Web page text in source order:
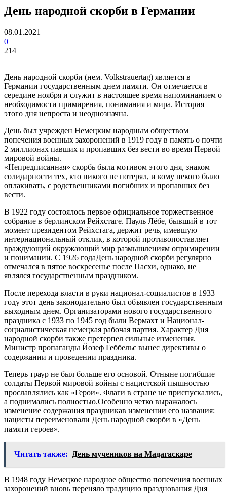
День народной скорби в Германии
08.01.2021
0
214
День народной скорби (нем. Volkstrauertag) является в
Германии государственным днем памяти. Он отмечается в
середине ноября и служит в настоящее время напоминанием о
необходимости примирения, понимания и мира. История
этого дня непроста и неоднозначна.
День был учрежден Немецким народным обществом
попечения военных захоронений в 1919 году в память о почти
2 миллионах павших и пропавших без вести во время Первой
мировой войны.
«Непредписанная» скорбь была мотивом этого дня, знаком
солидарности тех, кто никого не потерял, и кому некого было
оплакивать, с родственниками погибших и пропавших без
вести.
В 1922 году состоялось первое официальное торжественное
собрание в берлинском Рейхстаге. Пауль Лёбе, бывший в тот
момент президентом Рейхстага, держит речь, имевшую
интернациональный отклик, в которой противопоставляет
враждующий окружающий мир размышлениям опримирении
и понимании. С 1926 годаДень народной скорби регулярно
отмечался в пятое воскресенье после Пасхи, однако, не
являлся государственным праздником.
После перехода власти в руки национал-социалистов в 1933
году этот день законодательно был объявлен государственным
выходным днем. Организаторами нового государственного
праздника с 1933 по 1945 год были Вермахт и Национал-
социалистическая немецкая рабочая партия. Характер Дня
народной скорби также претерпел сильные изменения.
Министр пропаганды Йозеф Геббельс вынес директивы о
содержании и проведении праздника.
Теперь траур не был больше его основой. Отныне погибшие
солдаты Первой мировой войны с нацистской пышностью
прославлялись как «Герои». Флаги в стране не приспускались,
а поднимались полностью.Особенно четко выражалось
изменение содержания праздникав изменении его названия:
нацисты переименовали День народной скорби в «День
памяти героев».
Читать также: День мучеников на Мадагаскаре
В 1948 году Немецкое народное общество попечения военных
захоронений вновь переняло традицию празднования Дня